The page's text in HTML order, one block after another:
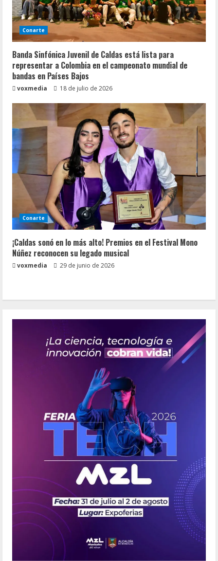
Conarte
Banda Sinfónica Juvenil de Caldas está lista para
representar a Colombia en el campeonato mundial de
bandas en Países Bajos
voxmedia 18 de julio de 2026
Conarte
¡Caldas sonó en lo más alto! Premios en el Festival Mono
Núñez reconocen su legado musical
voxmedia 29 de junio de 2026